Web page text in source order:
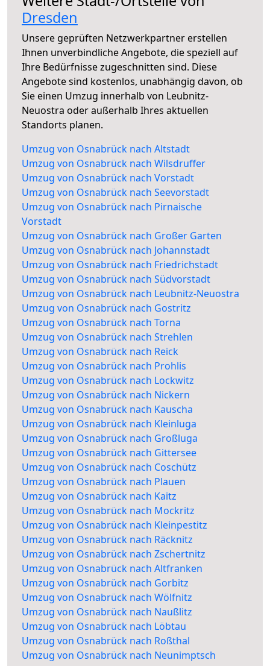
Dresden
Unsere geprüften Netzwerkpartner erstellen
Ihnen unverbindliche Angebote, die speziell auf
Ihre Bedürfnisse zugeschnitten sind. Diese
Angebote sind kostenlos, unabhängig davon, ob
Sie einen Umzug innerhalb von Leubnitz-
Neuostra oder außerhalb Ihres aktuellen
Standorts planen.
Umzug von Osnabrück nach Altstadt
Umzug von Osnabrück nach Wilsdruffer
Umzug von Osnabrück nach Vorstadt
Umzug von Osnabrück nach Seevorstadt
Umzug von Osnabrück nach Pirnaische
Vorstadt
Umzug von Osnabrück nach Großer Garten
Umzug von Osnabrück nach Johannstadt
Umzug von Osnabrück nach Friedrichstadt
Umzug von Osnabrück nach Südvorstadt
Umzug von Osnabrück nach Leubnitz-Neuostra
Umzug von Osnabrück nach Gostritz
Umzug von Osnabrück nach Torna
Umzug von Osnabrück nach Strehlen
Umzug von Osnabrück nach Reick
Umzug von Osnabrück nach Prohlis
Umzug von Osnabrück nach Lockwitz
Umzug von Osnabrück nach Nickern
Umzug von Osnabrück nach Kauscha
Umzug von Osnabrück nach Kleinluga
Umzug von Osnabrück nach Großluga
Umzug von Osnabrück nach Gittersee
Umzug von Osnabrück nach Coschütz
Umzug von Osnabrück nach Plauen
Umzug von Osnabrück nach Kaitz
Umzug von Osnabrück nach Mockritz
Umzug von Osnabrück nach Kleinpestitz
Umzug von Osnabrück nach Räcknitz
Umzug von Osnabrück nach Zschertnitz
Umzug von Osnabrück nach Altfranken
Umzug von Osnabrück nach Gorbitz
Umzug von Osnabrück nach Wölfnitz
Umzug von Osnabrück nach Naußlitz
Umzug von Osnabrück nach Löbtau
Umzug von Osnabrück nach Roßthal
Umzug von Osnabrück nach Neunimptsch